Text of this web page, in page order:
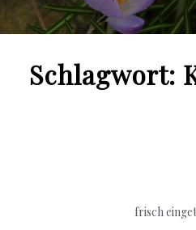
Schlagwort:
frisch